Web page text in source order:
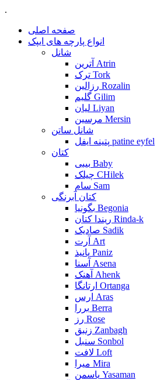
.
صفحه اصلی
انواع پارچه های ایپک
شانل
آترین Atrin
ترک Tork
رزالین Rozalin
گلیم Gilim
لیان Liyan
مرسین Mersin
شانل ساتن
پتینه ایفل patine eyfel
کتان
بیبی Baby
چیلک CHilek
سام Sam
کتان آبرنگی
بگونیا Begonia
ریندا کتان Rinda-k
صادیک Sadik
آرت Art
پانیذ Paniz
آسنا Asena
آهنک Ahenk
ارتانگا Ortanga
ارس Aras
بررا Berra
رز Rose
زنبق Zanbagh
سنبل Sonbol
لافت Loft
میرا Mira
یاسمن Yasaman